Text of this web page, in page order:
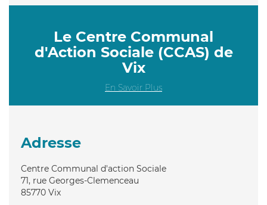
Le Centre Communal
d'Action Sociale (CCAS) de
Vix
En Savoir Plus
Adresse
Centre Communal d'action Sociale
71, rue Georges-Clemenceau
85770 Vix